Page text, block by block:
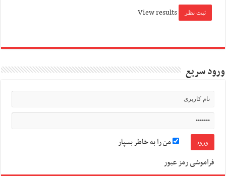
View results
ورود سریع
من را به خاطر بسپار
فراموشی رمز عبور